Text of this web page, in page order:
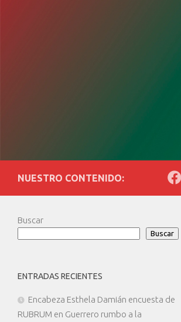
NUESTRO CONTENIDO:
Buscar
Buscar
ENTRADAS RECIENTES
Encabeza Esthela Damián encuesta de
RUBRUM en Guerrero rumbo a la